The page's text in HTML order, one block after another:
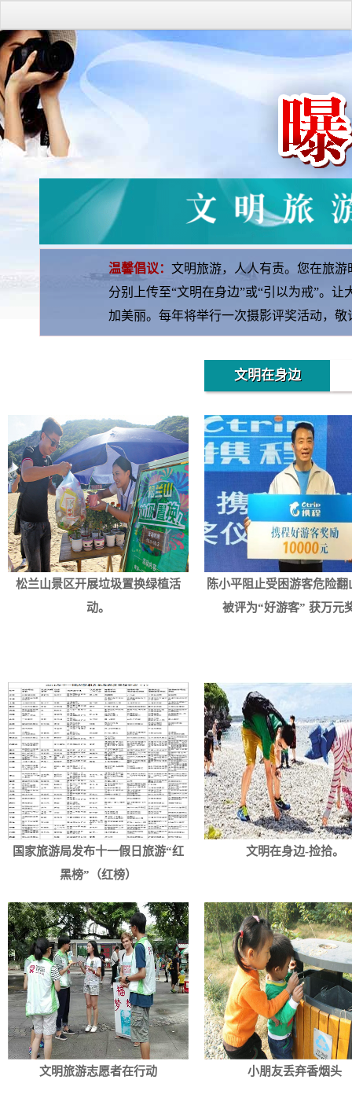
温馨倡议： 文明旅游，人人有责。您在旅
分别上传至“文明在身边”或“引以为戒”。
加美丽。每年将举行一次摄影评奖活动，敬
文明在身边
松兰山景区开展垃圾置换绿植活
动。
陈小平阻止受困游客危险翻
被评为“好游客” 获万元
国家旅游局发布十一假日旅游“红
黑榜”（红榜）
文明在身边-捡拾。
文明旅游志愿者在行动 小朋友丢弃香烟头